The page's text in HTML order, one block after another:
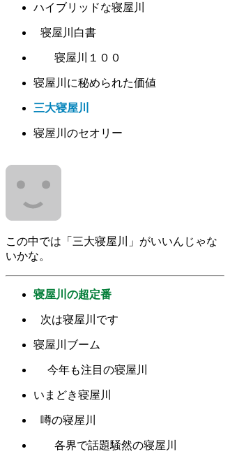
ハイブリッドな寝屋川
寝屋川白書
寝屋川１００
寝屋川に秘められた価値
三大寝屋川
寝屋川のセオリー
この中では「三大寝屋川」がいいんじゃな
いかな。
寝屋川の超定番
次は寝屋川です
寝屋川ブーム
今年も注目の寝屋川
いまどき寝屋川
噂の寝屋川
各界で話題騒然の寝屋川